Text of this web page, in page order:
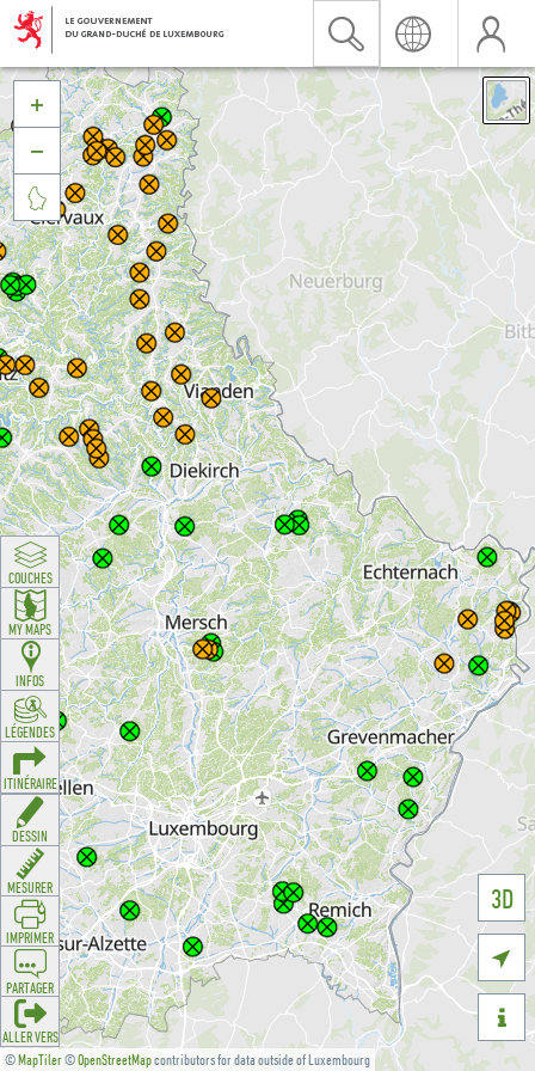
©MapTiler©OpenStreetMapcontributors for data outside of Luxembourg
3D





COUCHES
MY MAPS
INFOS
LÉGENDES
ITINÉRAIRE
DESSIN
MESURER
IMPRIMER
PARTAGER
ALLER VERS